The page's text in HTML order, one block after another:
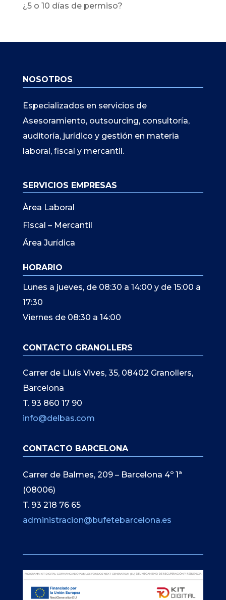
¿5 o 10 días de permiso?
NOSOTROS
Especializados en servicios de
Asesoramiento, outsourcing, consultoría,
auditoría, jurídico y gestión en materia
laboral, fiscal y mercantil.
SERVICIOS EMPRESAS
Àrea Laboral
Fiscal – Mercantil
Área Jurídica
HORARIO
Lunes a jueves, de 08:30 a 14:00 y de 15:00 a
17:30
Viernes de 08:30 a 14:00
CONTACTO GRANOLLERS
Carrer de Lluís Vives, 35, 08402 Granollers,
Barcelona
T. 93 860 17 90
info@delbas.com
CONTACTO BARCELONA
Carrer de Balmes, 209 – Barcelona 4º 1ª
(08006)
T. 93 218 76 65
administracion@bufetebarcelona.es